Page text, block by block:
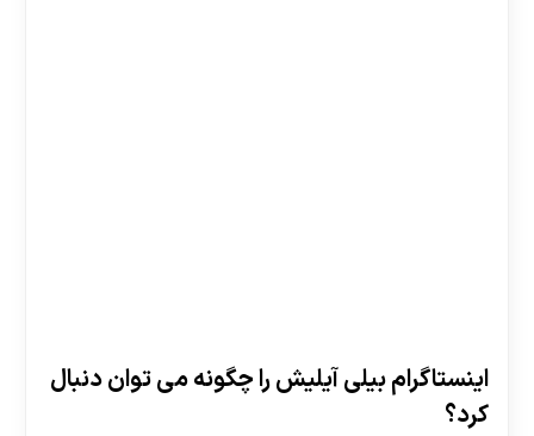
اینستاگرام بیلی آیلیش را چگونه می توان دنبال
کرد؟